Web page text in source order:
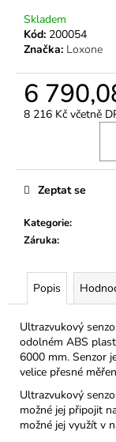
Skladem
Kód: 200054
Značka: Loxone
6
8 216 Kč včetně
Kategorie:
Záruka:
Zeptat se
Popis
Ultrazvukový
odolném ABS
6000 mm. Senzor
velice přesné
Ultrazvukový
možné jej připojit
možné jej využít v
p
o
u
u